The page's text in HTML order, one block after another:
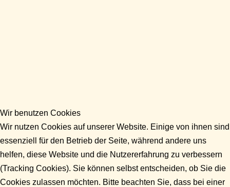
Wir benutzen Cookies
Wir nutzen Cookies auf unserer Website. Einige von ihnen sind
essenziell für den Betrieb der Seite, während andere uns
helfen, diese Website und die Nutzererfahrung zu verbessern
(Tracking Cookies). Sie können selbst entscheiden, ob Sie die
Cookies zulassen möchten. Bitte beachten Sie, dass bei einer